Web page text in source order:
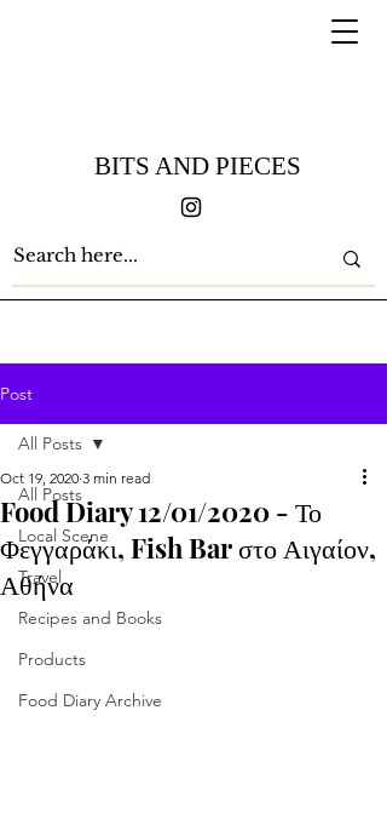
BITS AND PIECES
Post
All Posts
Local Scene
Travel
Recipes and Books
Products
Food Diary Archive
All Posts
Food Diary 12/01/2020 - Το
Φεγγαράκι, Fish Bar στο Αιγαίον,
Αθήνα
Oct 19, 2020 3 min read